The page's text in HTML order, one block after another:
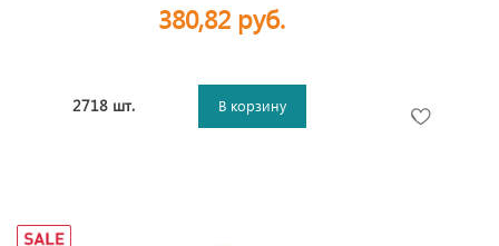
380,82 руб.
2718 шт. В корзину